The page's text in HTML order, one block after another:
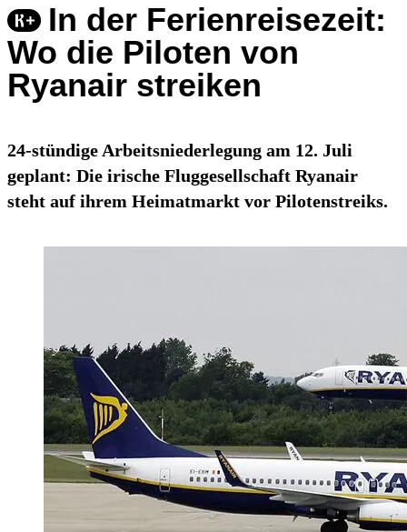
In der Ferienreisezeit:
Wo die Piloten von
Ryanair streiken
24-stündige Arbeitsniederlegung am 12. Juli
geplant: Die irische Fluggesellschaft Ryanair
steht auf ihrem Heimatmarkt vor Pilotenstreiks.